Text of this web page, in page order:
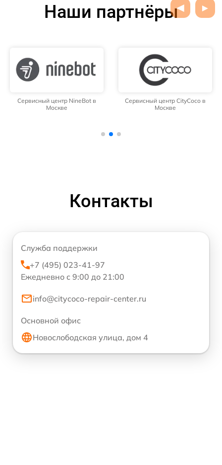
Наши партнёры
Сервисный центр NineBot в
Москве
Сервисный центр CityCoco в
Москве
Контакты
Служба поддержки
+7 (495) 023-41-97
Ежедневно с 9:00 до 21:00
info@citycoco-repair-center.ru
Основной офис
Новослободская улица, дом 4